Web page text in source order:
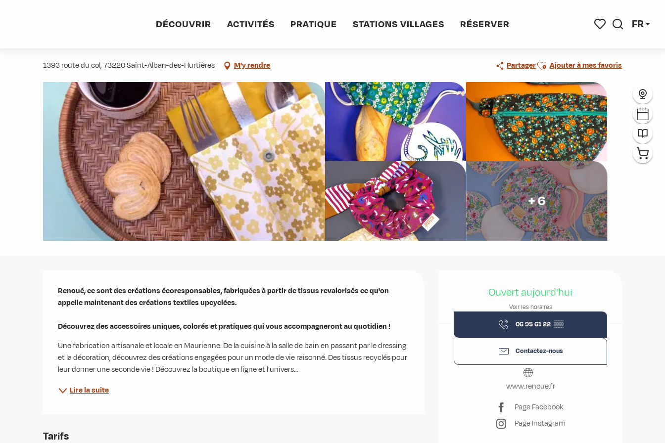
FR
DÉCOUVRIR ACTIVITÉS PRATIQUE STATIONS VILLAGES RÉSERVER
1393 route du col, 73220 Saint-Alban-des-Hurtières M'y rendre PartagerAjouter aux favoris
Ajouter à mes favoris
+ 6
Ouverture et coordonnées
Ouvert aujourd'hui
Voir les horaires
06 95 61 22 ▒▒
Contactez-nous
www.renoue.fr
Page Facebook
Page Instagram
Description
Renoué, ce sont des créations écoresponsables, fabriquées à partir de tissus revalorisés ce qu'on
appelle maintenant des créations textiles upcyclées.
Découvrez des accessoires uniques, colorés et pratiques qui vous accompagneront au quotidien !
Une fabrication artisanale et locale en Maurienne. De la cuisine à la salle de bain en passant par le dressing
et la décoration, découvrez des créations engagées pour un mode de vie raisonné. Des tissus recyclés pour
leur donner une seconde vie ! Découvrez la boutique en ligne et l'univers...
Lire la suite
Tarifs